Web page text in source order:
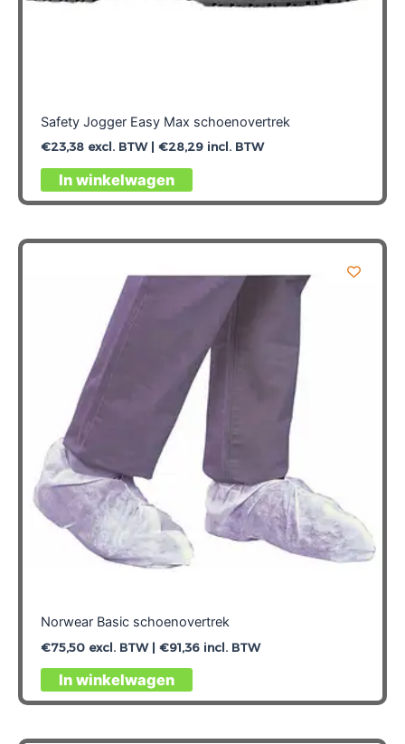
Safety Jogger Easy Max schoenovertrek
€23,38excl. BTW | €28,29incl. BTW
In winkelwagen
Norwear Basic schoenovertrek
€75,50excl. BTW | €91,36incl. BTW
In winkelwagen
Dit
product
meerdere